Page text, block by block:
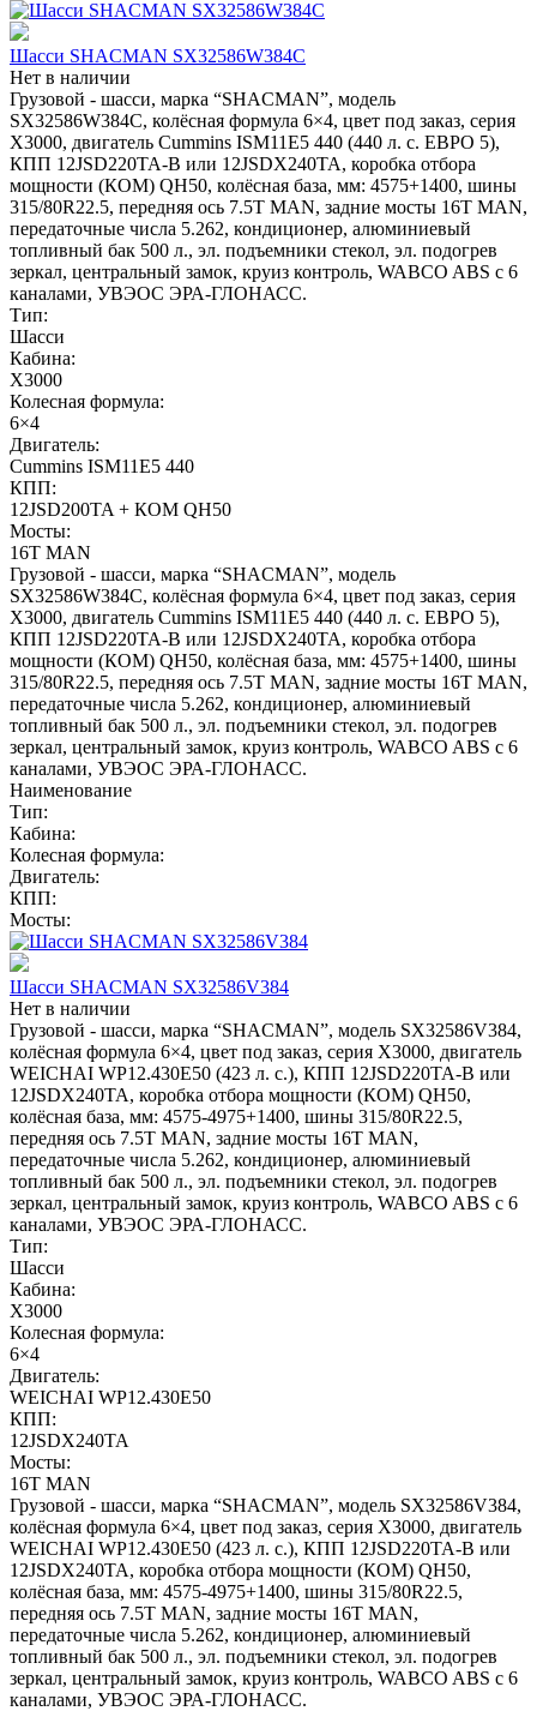
Шасси SHACMAN SX32586W384C
Нет в наличии
Грузовой - шасси, марка “SHACMAN”, модель
SX32586W384C, колёсная формула 6×4, цвет под заказ, серия
X3000, двигатель Cummins ISM11E5 440 (440 л. с. ЕВРО 5),
КПП 12JSD220TA-B или 12JSDX240TA, коробка отбора
мощности (КОМ) QH50, колёсная база, мм: 4575+1400, шины
315/80R22.5, передняя ось 7.5T MAN, задние мосты 16T MAN,
передаточные числа 5.262, кондиционер, алюминиевый
топливный бак 500 л., эл. подъемники стекол, эл. подогрев
зеркал, центральный замок, круиз контроль, WABCO ABS с 6
каналами, УВЭОС ЭРА-ГЛОНАСС.
Тип:
Шасси
Кабина:
X3000
Колесная формула:
6×4
Двигатель:
Cummins ISM11E5 440
КПП:
12JSD200TA + КОМ QH50
Мосты:
16T MAN
Грузовой - шасси, марка “SHACMAN”, модель
SX32586W384C, колёсная формула 6×4, цвет под заказ, серия
X3000, двигатель Cummins ISM11E5 440 (440 л. с. ЕВРО 5),
КПП 12JSD220TA-B или 12JSDX240TA, коробка отбора
мощности (КОМ) QH50, колёсная база, мм: 4575+1400, шины
315/80R22.5, передняя ось 7.5T MAN, задние мосты 16T MAN,
передаточные числа 5.262, кондиционер, алюминиевый
топливный бак 500 л., эл. подъемники стекол, эл. подогрев
зеркал, центральный замок, круиз контроль, WABCO ABS с 6
каналами, УВЭОС ЭРА-ГЛОНАСС.
Наименование
Тип:
Кабина:
Колесная формула:
Двигатель:
КПП:
Мосты:
Шасси SHACMAN SX32586V384
Нет в наличии
Грузовой - шасси, марка “SHACMAN”, модель SX32586V384,
колёсная формула 6×4, цвет под заказ, серия X3000, двигатель
WEICHAI WP12.430E50 (423 л. с.), КПП 12JSD220TA-B или
12JSDX240TA, коробка отбора мощности (КОМ) QH50,
колёсная база, мм: 4575-4975+1400, шины 315/80R22.5,
передняя ось 7.5T MAN, задние мосты 16T MAN,
передаточные числа 5.262, кондиционер, алюминиевый
топливный бак 500 л., эл. подъемники стекол, эл. подогрев
зеркал, центральный замок, круиз контроль, WABCO ABS с 6
каналами, УВЭОС ЭРА-ГЛОНАСС.
Тип:
Шасси
Кабина:
X3000
Колесная формула:
6×4
Двигатель:
WEICHAI WP12.430E50
КПП:
12JSDX240TA
Мосты:
16T MAN
Грузовой - шасси, марка “SHACMAN”, модель SX32586V384,
колёсная формула 6×4, цвет под заказ, серия X3000, двигатель
WEICHAI WP12.430E50 (423 л. с.), КПП 12JSD220TA-B или
12JSDX240TA, коробка отбора мощности (КОМ) QH50,
колёсная база, мм: 4575-4975+1400, шины 315/80R22.5,
передняя ось 7.5T MAN, задние мосты 16T MAN,
передаточные числа 5.262, кондиционер, алюминиевый
топливный бак 500 л., эл. подъемники стекол, эл. подогрев
зеркал, центральный замок, круиз контроль, WABCO ABS с 6
каналами, УВЭОС ЭРА-ГЛОНАСС.